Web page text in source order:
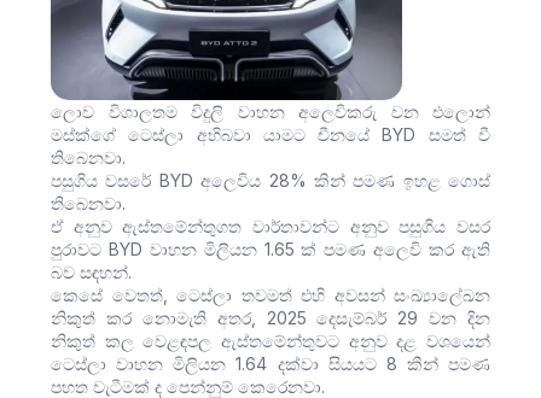
ලොව විශාලතම විදුලි වාහන අලෙවිකරු වන එලොන්
මස්ක්ගේ ටෙස්ලා අභිබවා යාමට චීනයේ BYD සමත් වී
තිබෙනවා.
පසුගිය වසරේ BYD අලෙවිය 28% කින් පමණ ඉහළ ගොස්
තිබෙනවා.
ඒ අනුව ඇස්තමේන්තුගත වාර්තාවන්ට අනුව පසුගිය වසර
පුරාවට BYD වාහන මිලියන 1.65 ක් පමණ අලෙවි කර ඇති
බව සඳහන්.
කෙසේ වෙතත්, ටෙස්ලා තවමත් එහි අවසන් සංඛ්‍යාලේඛන
නිකුත් කර නොමැති අතර, 2025 දෙසැම්බර් 29 වන දින
නිකුත් කල වෙළඳපල ඇස්තමේන්තුවට අනුව දළ වශයෙන්
ටෙස්ලා වාහන මිලියන 1.64 දක්වා සියයට 8 කින් පමණ
පහත වැටීමක් ද පෙන්නුම් කෙරෙනවා.